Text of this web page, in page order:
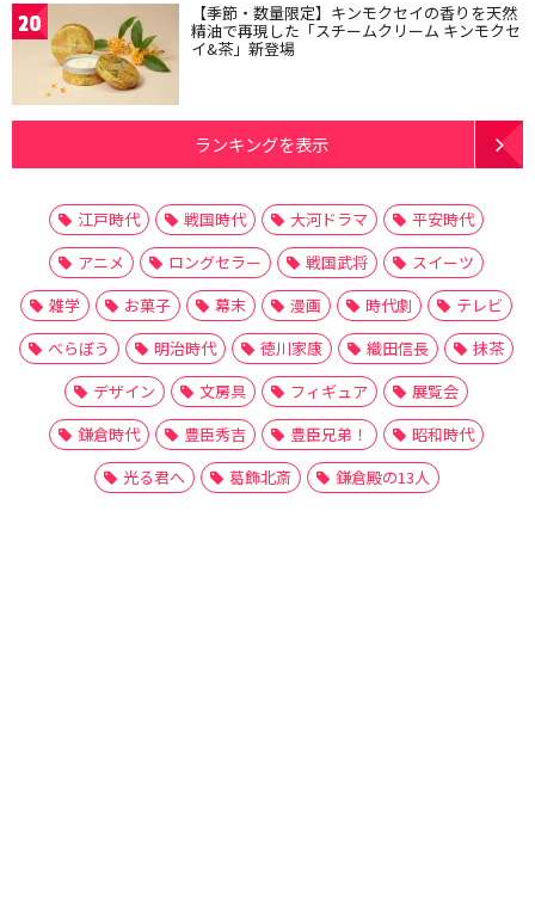
20 【季節・数量限定】キンモクセイの香りを天然
精油で再現した「スチームクリーム キンモクセ
イ&茶」新登場
ランキングを表示
江戸時代 戦国時代 大河ドラマ
平安時代
アニメ
ロングセラー 戦国武将
スイーツ
雑学
お菓子 幕末 漫画 時代劇
テレビ
べらぼう
明治時代 徳川家康 織田信長
抹茶
デザイン
文房具 フィギュア
展覧会
鎌倉時代
豊臣秀吉 豊臣兄弟！
昭和時代
光る君へ
葛飾北斎 鎌倉殿の13人